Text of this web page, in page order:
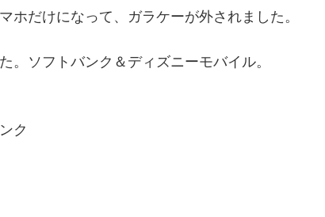
ホだけになって、ガラケーが外されました。
。ソフトバンク＆ディズニーモバイル。
ク